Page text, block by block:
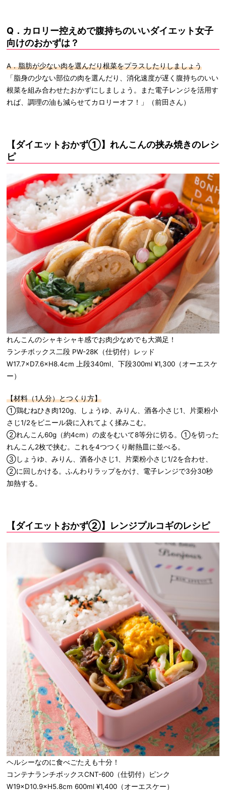
Q．カロリー控えめで腹持ちのいいダイエット女子
向けのおかずは？
A．脂肪が少ない肉を選んだり根菜をプラスしたりしましょう
「脂身の少ない部位の肉を選んだり、消化速度が遅く腹持ちのいい
根菜を組み合わせたおかずにしましょう。また電子レンジを活用す
れば、調理の油も減らせてカロリーオフ！」（前田さん）
【ダイエットおかず①】れんこんの挟み焼きのレシ
ピ
れんこんのシャキシャキ感でお肉少なめでも大満足！
ランチボックス二段 PW-28K（仕切付）レッド
W17.7×D7.6×H8.4cm 上段340ml、下段300ml ¥1,300（オーエスケ
ー）
【材料（1人分）とつくり方】
①鶏むねひき肉120g、しょうゆ、みりん、酒各小さじ1、片栗粉小
さじ1/2をビニール袋に入れてよく揉みこむ。
②れんこん60g（約4cm）の皮をむいて8等分に切る。①を切った
れんこん2枚で挟む。これを4つつくり耐熱皿に並べる。
③しょうゆ、みりん、酒各小さじ1、片栗粉小さじ1/2を合わせ、
②に回しかける。ふんわりラップをかけ、電子レンジで3分30秒
加熱する。
【ダイエットおかず②】レンジプルコギのレシピ
ヘルシーなのに食べごたえも十分！
コンテナランチボックスCNT-600（仕切付）ピンク
W19×D10.9×H5.8cm 600ml ¥1,400（オーエスケー）